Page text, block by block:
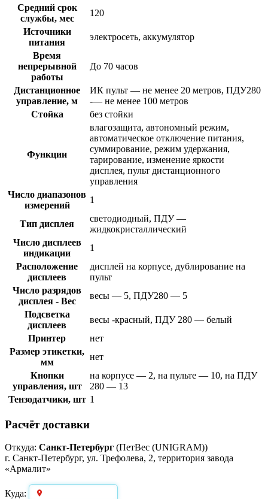
Средний срок
службы, мес
120
Источники
питания
электросеть, аккумулятор
Время
непрерывной
работы
До 70 часов
Дистанционное
управление, м
ИК пульт — не менее 20 метров, ПДУ280
-— не менее 100 метров
Стойка
без стойки
Функции
влагозащита, автономный режим,
автоматическое отключение питания,
суммирование, режим удержания,
тарирование, изменение яркости
дисплея, пульт дистанционного
управления
Число диапазонов
измерений
1
Тип дисплея
светодиодный, ПДУ —
жидкокристаллический
Число дисплеев
индикации
1
Расположение
дисплеев
дисплей на корпусе, дублирование на
пульт
Число разрядов
дисплея - Вес
весы — 5, ПДУ280 — 5
Подсветка
дисплеев
весы -красный, ПДУ 280 — белый
Принтер
нет
Размер этикетки,
мм
нет
Кнопки
управления, шт
на корпусе — 2, на пульте — 10, на ПДУ
280 — 13
Тензодатчики, шт 1
Расчёт доставки
Откуда: Санкт-Петербург (ПетВес (UNIGRAM))
г. Санкт-Петербург, ул. Трефолева, 2, территория завода
«Армалит»
Куда: